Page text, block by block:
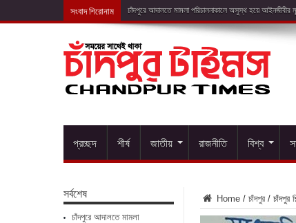
সংবাদ শিরোনাম ১১ দলীয়
প্রচ্ছদ শীর্ষ জাতীয় রাজনীতি বিশ্ব
Home / চাঁদপুর / চাঁদপুর
সর্বশেষ
চাঁদপুরে আদালতে মামলা